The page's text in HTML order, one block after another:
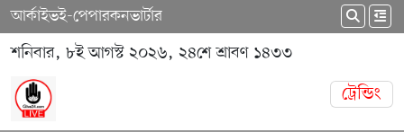
আর্কাইভই-পেপারকনভার্টার
শনিবার, ৮ই আগস্ট ২০২৬, ২৪শে শ্রাবণ ১৪৩৩
ট্রেন্ডিং